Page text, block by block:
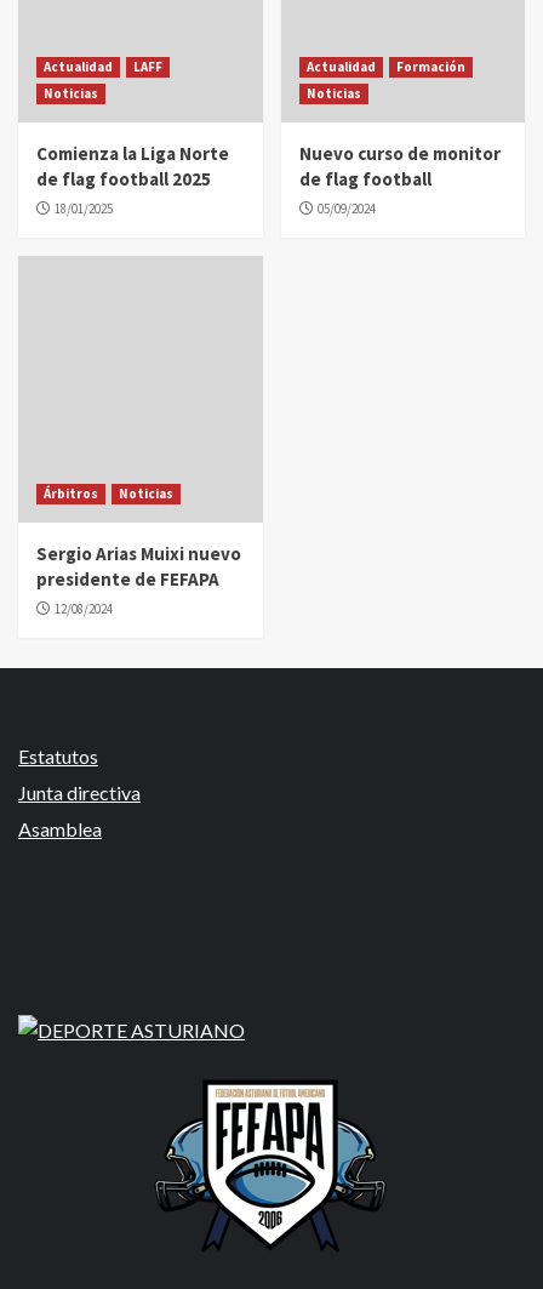
Actualidad
LAFF
Noticias
Comienza la Liga Norte
de flag football 2025
18/01/2025
Actualidad
Formación
Noticias
Nuevo curso de monitor
de flag football
05/09/2024
Árbitros Noticias
Sergio Arias Muixi nuevo
presidente de FEFAPA
12/08/2024
Estatutos
Junta directiva
Asamblea